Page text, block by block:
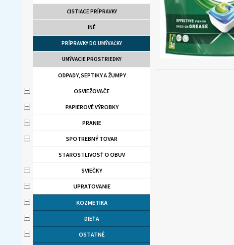
ČISTIACE PRÍPRAVKY
INÉ
PRÍPRAVKY DO UMÝVAČKY
UMÝVACIE PROSTRIEDKY
ODPADY, SEPTIKY A ŽUMPY
OSVIEŽOVAČE
PAPIEROVÉ VÝROBKY
PRANIE
SPOTREBNÝ TOVAR
STAROSTLIVOSŤ O OBUV
SVIEČKY
UPRATOVANIE
KOZMETIKA
DIEŤA
OSTATNÉ